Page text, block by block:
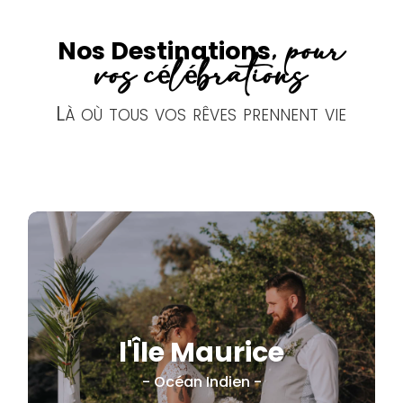
Nos Destinations, pour
vos célébrations
Là où tous vos rêves prennent vie
l'Île Maurice
- Océan Indien -
Plage . Cérémonie .
Familymoon